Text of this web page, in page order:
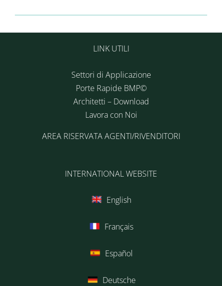
LINK UTILI
Settori di Applicazione
Porte Rapide BMP©
Architetti – Download
Lavora con Noi
AREA RISERVATA AGENTI/RIVENDITORI
INTERNATIONAL WEBSITE
English
Français
Español
Deutsche